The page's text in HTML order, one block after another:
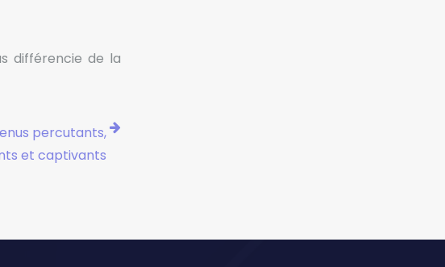
différencie de la
percutants,
et captivants